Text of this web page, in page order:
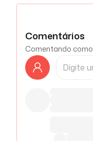
Comentários
Comentando como